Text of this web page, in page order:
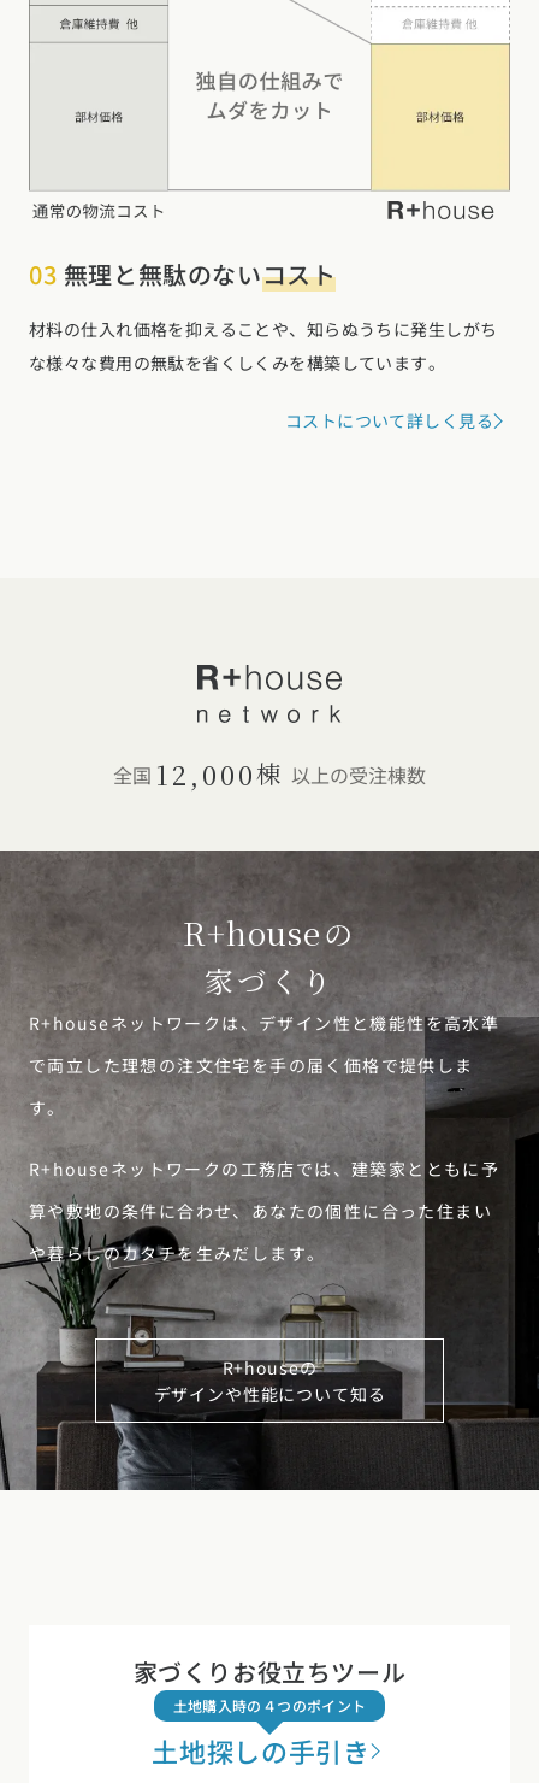
03 無理と無駄のないコスト
材料の仕入れ価格を抑えることや、知らぬうちに発生しがち
な様々な費用の無駄を省くしくみを構築しています。
コストについて詳しく見る
全国 12,000棟 以上の受注棟数
R+houseの
家づくり
R+houseネットワークは、デザイン性と機能性を高水準
で両立した理想の注文住宅を手の届く価格で提供しま
す。
R+houseネットワークの工務店では、建築家とともに予
算や敷地の条件に合わせ、あなたの個性に合った住まい
や暮らしのカタチを生みだします。
R+houseの
デザインや性能について知る
家づくりお役立ちツール
土地購入時の４つのポイント
土地探しの手引き